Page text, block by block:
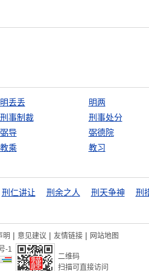
明丢丢
明两
刑事制裁
刑事处分
弼导
弼德院
教乘 教习
刑仁讲让 刑余之人 刑天争神
刑
明 | 意见建议 | 友情链接 | 网站地图
-1
二维码
扫描可直接访问